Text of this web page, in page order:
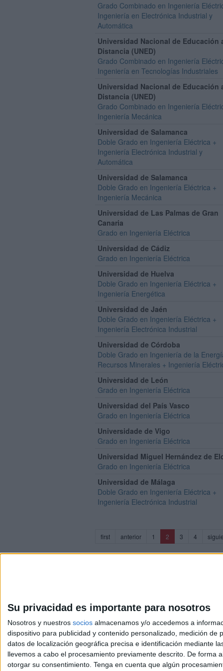
Su privacidad es importante para nosotros
Nosotros y nuestros socios almacenamos y/o accedemos a
dispositivo para publicidad y contenido personalizado, medición
datos de localización geográfica precisa e identificación mediante
llevemos a cabo el procesamiento previamente descrito. De
otorgar su consentimiento. Tenga en cuenta que algún
Grado Combinado en Ingeniería
Ingeniería en Electrónica Industrial y
Automática
Universidad Nacional de Educación
Distancia (UNED)
Grado Combinado en Ingeniería
Ingeniería en Tecnologías Industriales
Universidad Nacional de Educación
Distancia (UNED)
Grado Combinado en Ingeniería
Ingeniería Mecánica
Universidad de Salamanca
Doble Grado en Ingeniería Eléctrica +
Ingeniería Electrónica Industrial y
Automática
Universidad de Salamanca
Doble Grado en Ingeniería Eléctrica +
Ingeniería Mecánica
Universidad de Las Palmas de Gran
Canaria
Grado en Ingeniería Eléctrica
Universidad de Cádiz
Grado en Ingeniería Eléctrica
Universidad de Huelva
Doble Grado en Ingeniería Eléctrica +
Ingeniería Energética
Universidad de Jaén
Doble Grado en Ingeniería Eléctrica +
Ingeniería Electrónica Industrial
Universidad de Córdoba
Doble Grado en Ingeniería de la
Recursos Minerales + Ingeniería
Universidad de León
Grado en Ingeniería Eléctrica
Universidad del País Vasco
Grado en Ingeniería Eléctrica
Universidade de Vigo
Grado en Ingeniería Eléctrica
Universidad Miguel Hernández de
Grado en Ingeniería Eléctrica
Universidad de Málaga
Doble Grado en Ingeniería Eléctrica +
Ingeniería Electrónica Industrial
first anterior 1 2 (current)
3 4
© 2003-2026